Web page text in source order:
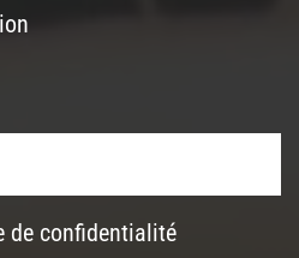
(obligatoire)
de confidentialité